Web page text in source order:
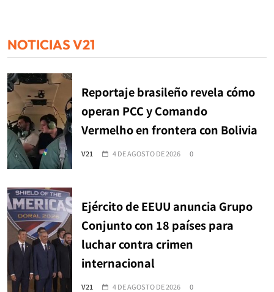
NOTICIAS V21
Reportaje brasileño revela cómo
operan PCC y Comando
Vermelho en frontera con Bolivia
V21 4 DE AGOSTO DE 2026 0
Ejército de EEUU anuncia Grupo
Conjunto con 18 países para
luchar contra crimen
internacional
V21 4 DE AGOSTO DE 2026 0